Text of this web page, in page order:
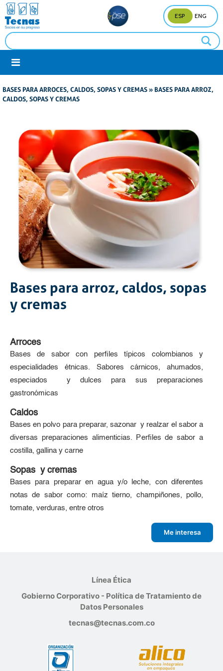
ESP ENG
BASES PARA ARROCES, CALDOS, SOPAS Y CREMAS» BASES PARA ARROZ,
CALDOS, SOPAS Y CREMAS
Bases para arroz, caldos, sopas
y cremas
Arroces
Bases de sabor con perfiles típicos colombianos y
especialidades étnicas. Sabores cárnicos, ahumados,
especiados y dulces para sus preparaciones
gastronómicas
Caldos
Bases en polvo para preparar, sazonar y realzar el sabor a
diversas preparaciones alimenticias. Perfiles de sabor a
costilla, gallina y carne
Sopas y cremas
Bases para preparar en agua y/o leche, con diferentes
notas de sabor como: maíz tierno, champiñones, pollo,
tomate, verduras, entre otros
Me interesa
Línea Ética
Gobierno Corporativo - Política de Tratamiento de
Datos Personales
tecnas@tecnas.com.co